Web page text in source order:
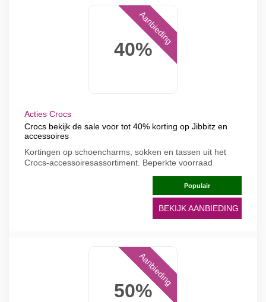
40%
Aanbieding
Acties Crocs
Crocs bekijk de sale voor tot 40% korting op Jibbitz en
accessoires
Kortingen op schoencharms, sokken en tassen uit het
Crocs-accessoiresassortiment. Beperkte voorraad
Populair
BEKIJK AANBIEDING
50%
Aanbieding